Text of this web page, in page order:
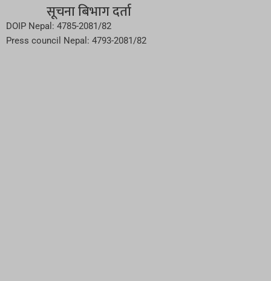
सूचना बिभाग दर्ता
DOIP Nepal: 4785-2081/82
Press council Nepal: 4793-2081/82